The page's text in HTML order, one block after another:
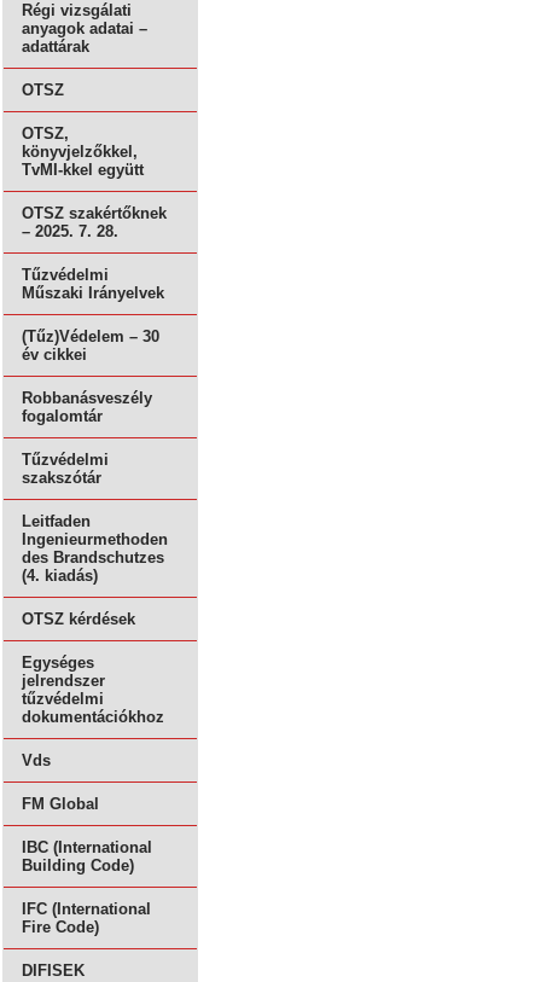
Régi vizsgálati
anyagok adatai –
adattárak
OTSZ
OTSZ,
könyvjelzőkkel,
TvMI-kkel együtt
OTSZ szakértőknek
– 2025. 7. 28.
Tűzvédelmi
Műszaki Irányelvek
(Tűz)Védelem – 30
év cikkei
Robbanásveszély
fogalomtár
Tűzvédelmi
szakszótár
Leitfaden
Ingenieurmethoden
des Brandschutzes
(4. kiadás)
OTSZ kérdések
Egységes
jelrendszer
tűzvédelmi
dokumentációkhoz
Vds
FM Global
IBC (International
Building Code)
IFC (International
Fire Code)
DIFISEK